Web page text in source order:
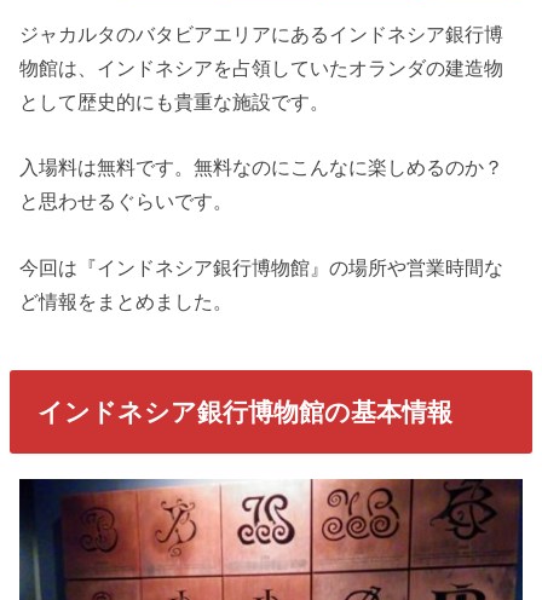
ジャカルタのバタビアエリアにあるインドネシア銀行博
物館は、インドネシアを占領していたオランダの建造物
として歴史的にも貴重な施設です。
入場料は無料です。無料なのにこんなに楽しめるのか？
と思わせるぐらいです。
今回は『インドネシア銀行博物館』の場所や営業時間な
ど情報をまとめました。
インドネシア銀行博物館の基本情報